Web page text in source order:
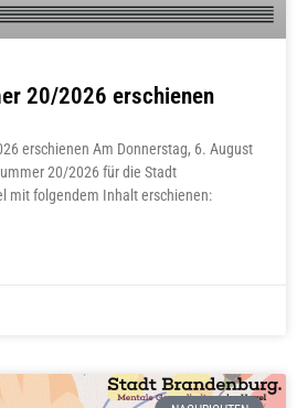
20/2026 erschienen
erschienen Am Donnerstag, 6. August
20/2026 für die Stadt
mit folgendem Inhalt erschienen: